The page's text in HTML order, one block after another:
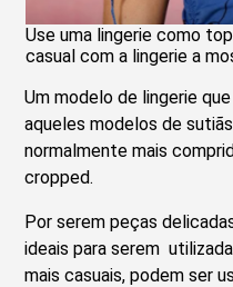
Use uma lingerie como
casual com a lingerie a
Um modelo de lingerie
aqueles modelos de
normalmente mais
cropped.
Por serem peças
ideais para serem
mais casuais, podem ser